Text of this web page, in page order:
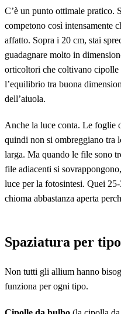
C’è un punto ottimale pratico.
competono così intensamente
affatto. Sopra i 20 cm, stai
guadagnare molto in
orticoltori che coltivano cipolle
l’equilibrio tra buona
dell’aiuola.
Anche la luce conta. Le foglie
quindi non si ombreggiano tra
larga. Ma quando le file sono
file adiacenti si
luce per la fotosintesi. Quei
chioma abbastanza aperta
Spaziatura per
Non tutti gli allium hanno
funziona per ogni tipo.